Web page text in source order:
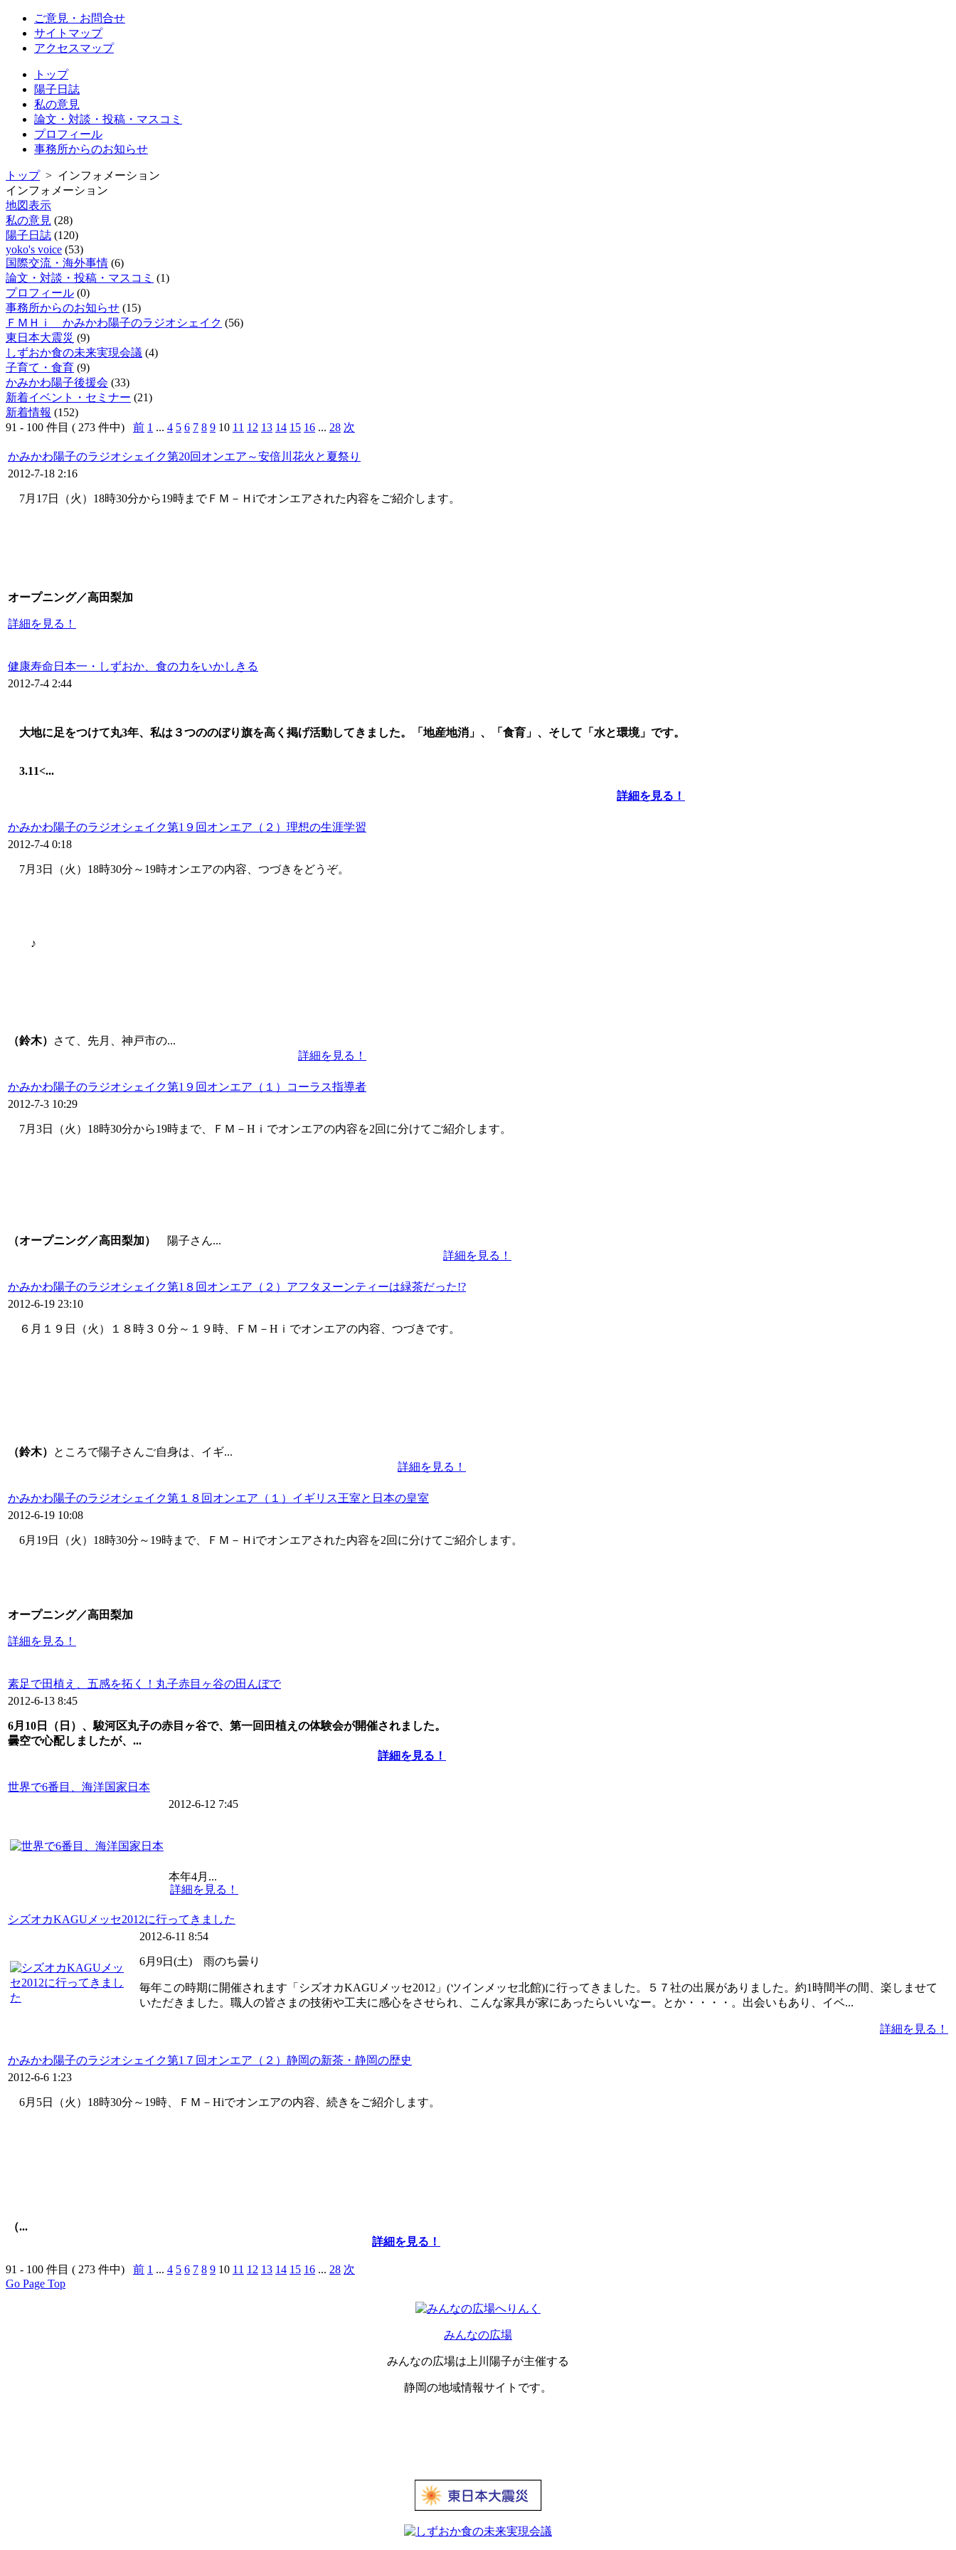
ご意見・お問合せ
サイトマップ
アクセスマップ
トップ
陽子日誌
私の意見
論文・対談・投稿・マスコミ
プロフィール
事務所からのお知らせ
トップ> インフォメーション
インフォメーション
地図表示
私の意見 (28)
陽子日誌 (120)
yoko's voice (53)
国際交流・海外事情 (6)
論文・対談・投稿・マスコミ (1)
プロフィール (0)
事務所からのお知らせ (15)
ＦＭＨｉ かみかわ陽子のラジオシェイク (56)
東日本大震災 (9)
しずおか食の未来実現会議 (4)
子育て・食育 (9)
かみかわ陽子後援会 (33)
新着イベント・セミナー (21)
新着情報 (152)
91 - 100 件目 ( 273 件中) 前 1 ... 4 5 6 7 8 9 10 11 12 13 14 15 16 ... 28 次
かみかわ陽子のラジオシェイク第20回オンエア～安倍川花火と夏祭り
2012-7-18 2:16
7月17日（火）18時30分から19時までＦＭ－Ｈiでオンエアされた内容をご紹介します。
オープニング／高田梨加
詳細を見る！
健康寿命日本一・しずおか、食の力をいかしきる
2012-7-4 2:44
大地に足をつけて丸3年、私は３つののぼり旗を高く掲げ活動してきました。「地産地消」、「食育」、そして「水と環境」です。
3.11<...
詳細を見る！
かみかわ陽子のラジオシェイク第1９回オンエア（２）理想の生涯学習
2012-7-4 0:18
7月3日（火）18時30分～19時オンエアの内容、つづきをどうぞ。
♪
（鈴木）
さて、先月、神戸市の...
詳細を見る！
かみかわ陽子のラジオシェイク第1９回オンエア（１）コーラス指導者
2012-7-3 10:29
7月3日（火）18時30分から19時まで、ＦＭ－Hｉでオンエアの内容を2回に分けてご紹介します。
（オープニング／高田梨加）
陽子さん...
詳細を見る！
かみかわ陽子のラジオシェイク第1８回オンエア（２）アフタヌーンティーは緑茶だった!?
2012-6-19 23:10
６月１９日（火）１８時３０分～１９時、ＦＭ－Hｉでオンエアの内容、つづきです。
（鈴木）
ところで陽子さんご自身は、イギ...
詳細を見る！
かみかわ陽子のラジオシェイク第１８回オンエア（１）イギリス王室と日本の皇室
2012-6-19 10:08
6月19日（火）18時30分～19時まで、ＦＭ－Ｈiでオンエアされた内容を2回に分けてご紹介します。
オープニング／高田梨加
詳細を見る！
素足で田植え、五感を拓く！丸子赤目ヶ谷の田んぼで
2012-6-13 8:45
‎6月10日（日）、駿河区丸子の赤目ヶ谷で、第一回田植えの体験会が開催されました。
曇空で心配しましたが、...
詳細を見る！
世界で6番目、海洋国家日本
2012-6-12 7:45
本年4月...
詳細を見る！
シズオカKAGUメッセ2012に行ってきました
2012-6-11 8:54
6月9日(土) 雨のち曇り
毎年この時期に開催されます「シズオカKAGUメッセ2012」(ツインメッセ北館)に行ってきました。５７社の出展がありました。約1時間半の間、楽しませて
いただきました。職人の皆さまの技術や工夫に感心をさせられ、こんな家具が家にあったらいいなー。とか・・・・。出会いもあり、イベ...
詳細を見る！
かみかわ陽子のラジオシェイク第1７回オンエア（２）静岡の新茶・静岡の歴史
2012-6-6 1:23
6月5日（火）18時30分～19時、ＦＭ－Hiでオンエアの内容、続きをご紹介します。
（...
詳細を見る！
91 - 100 件目 ( 273 件中) 前 1 ... 4 5 6 7 8 9 10 11 12 13 14 15 16 ... 28 次
Go Page Top
みんなの広場
みんなの広場は上川陽子が主催する
静岡の地域情報サイトです。